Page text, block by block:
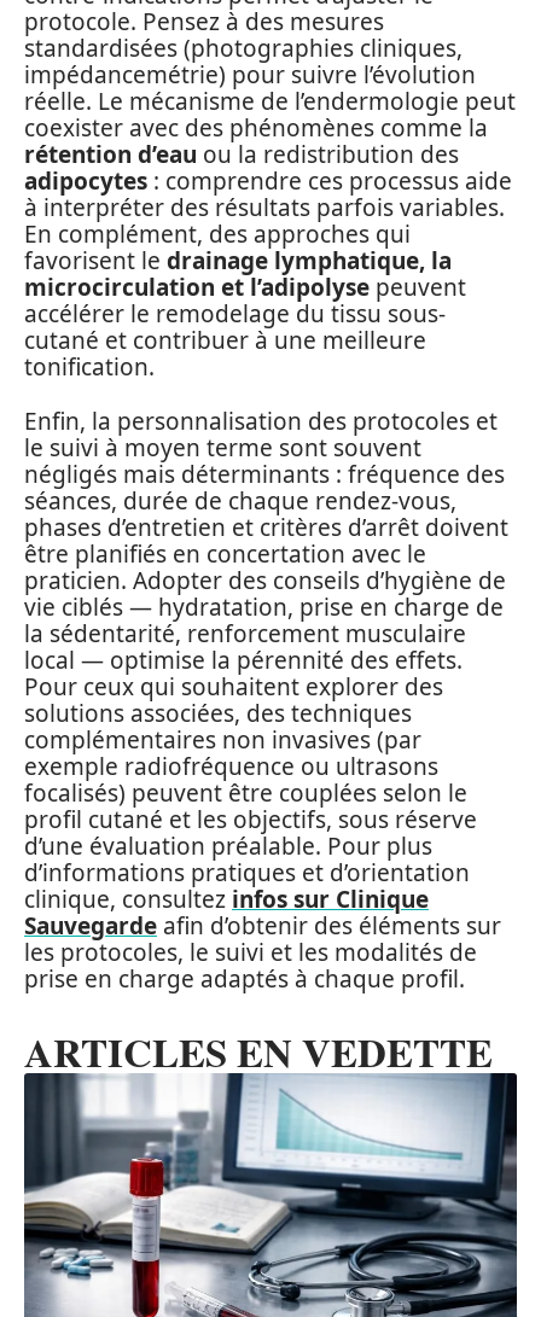
protocole. Pensez à des mesures
standardisées (photographies cliniques,
impédancemétrie) pour suivre l’évolution
réelle. Le mécanisme de l’endermologie peut
coexister avec des phénomènes comme la
rétention d’eau ou la redistribution des
adipocytes : comprendre ces processus aide
à interpréter des résultats parfois variables.
En complément, des approches qui
favorisent le drainage lymphatique, la
microcirculation et l’adipolyse peuvent
accélérer le remodelage du tissu sous-
cutané et contribuer à une meilleure
tonification.
Enfin, la personnalisation des protocoles et
le suivi à moyen terme sont souvent
négligés mais déterminants : fréquence des
séances, durée de chaque rendez-vous,
phases d’entretien et critères d’arrêt doivent
être planifiés en concertation avec le
praticien. Adopter des conseils d’hygiène de
vie ciblés — hydratation, prise en charge de
la sédentarité, renforcement musculaire
local — optimise la pérennité des effets.
Pour ceux qui souhaitent explorer des
solutions associées, des techniques
complémentaires non invasives (par
exemple radiofréquence ou ultrasons
focalisés) peuvent être couplées selon le
profil cutané et les objectifs, sous réserve
d’une évaluation préalable. Pour plus
d’informations pratiques et d’orientation
clinique, consultez infos sur Clinique
Sauvegarde afin d’obtenir des éléments sur
les protocoles, le suivi et les modalités de
prise en charge adaptés à chaque profil.
ARTICLES EN VEDETTE